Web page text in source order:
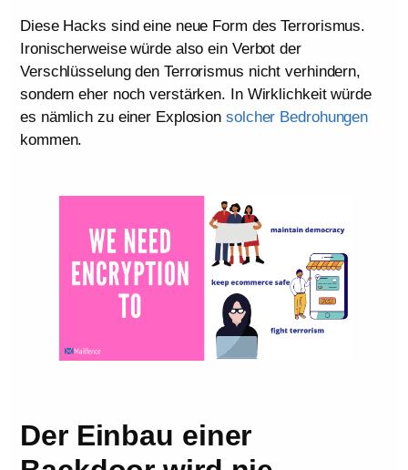
Diese Hacks sind eine neue Form des Terrorismus.
Ironischerweise würde also ein Verbot der
Verschlüsselung den Terrorismus nicht verhindern,
sondern eher noch verstärken. In Wirklichkeit würde
es nämlich zu einer Explosion solcher Bedrohungen
kommen.
Der Einbau einer